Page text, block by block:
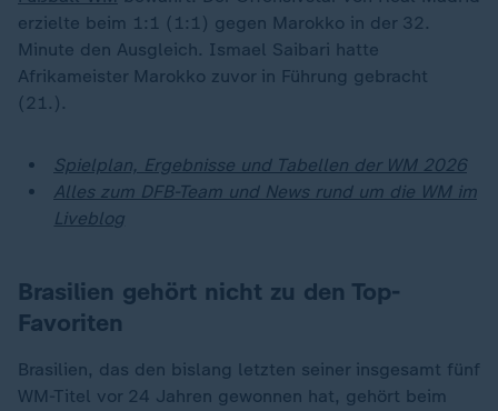
erzielte beim 1:1 (1:1) gegen Marokko in der 32.
Minute den Ausgleich. Ismael Saibari hatte
Afrikameister Marokko zuvor in Führung gebracht
(21.).
Spielplan, Ergebnisse und Tabellen der WM 2026
Alles zum DFB-Team und News rund um die WM im
Liveblog
Brasilien gehört nicht zu den Top-
Favoriten
Brasilien, das den bislang letzten seiner insgesamt fünf
WM-Titel vor 24 Jahren gewonnen hat, gehört beim